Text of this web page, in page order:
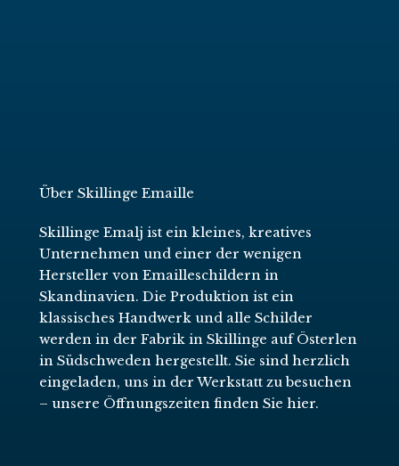
Über Skillinge Emaille
Skillinge Emalj ist ein kleines, kreatives
Unternehmen und einer der wenigen
Hersteller von Emailleschildern in
Skandinavien. Die Produktion ist ein
klassisches Handwerk und alle Schilder
werden in der Fabrik in Skillinge auf Österlen
in Südschweden hergestellt. Sie sind herzlich
eingeladen, uns in der Werkstatt zu besuchen
– unsere Öffnungszeiten finden Sie hier.